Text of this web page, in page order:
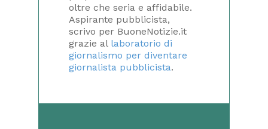
oltre che seria e affidabile.
Aspirante pubblicista,
scrivo per BuoneNotizie.it
grazie al laboratorio di
giornalismo per diventare
giornalista pubblicista.